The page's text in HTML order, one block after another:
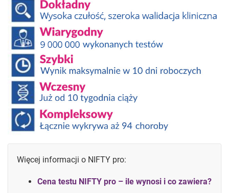
Więcej informacji o NIFTY pro:
Cena testu NIFTY pro – ile wynosi i co zawiera?